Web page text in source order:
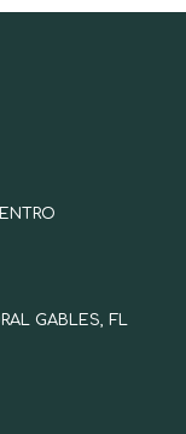
GABLES, FL